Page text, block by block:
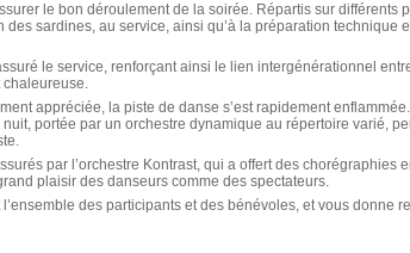
le bon déroulement de la soirée. Répartis sur différents
sardines, au service, ainsi qu’à la préparation technique
le service, renforçant ainsi le lien intergénérationnel
chaleureuse.
appréciée, la piste de danse s’est rapidement enflammée.
portée par un orchestre dynamique au répertoire varié,
par l’orchestre Kontrast, qui a offert des chorégraphies
plaisir des danseurs comme des spectateurs.
des participants et des bénévoles, et vous donne